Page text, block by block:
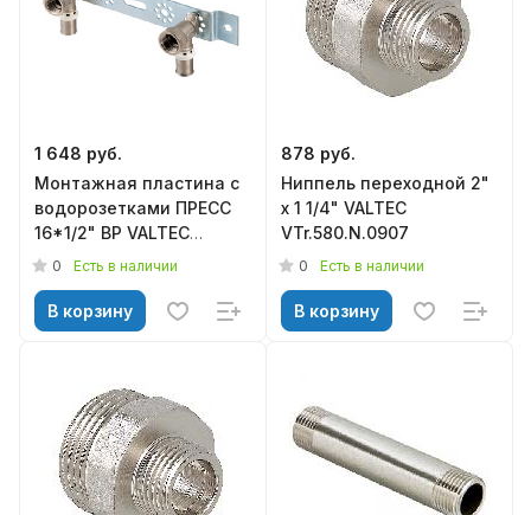
1 648 руб.
Монтажная пластина с
водорозетками ПРЕСС
16*1/2" ВР VALTEC
VTm.224.N.001604
0 Есть в наличии
В корзину
878 руб.
Ниппель переходной 2"
х 1 1/4" VALTEC
VTr.580.N.0907
0 Есть в наличии
В корзину